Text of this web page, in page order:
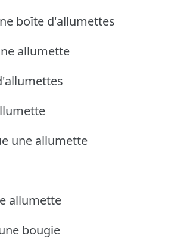
boîte d'allumettes
allumette
une allumette
allumette
bougie